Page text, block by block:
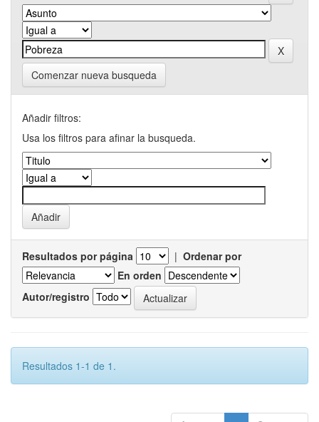
Comenzar nueva busqueda
Añadir filtros:
Usa los filtros para afinar la busqueda.
Resultados por página | Ordenar por
En orden
Autor/registro
Resultados 1-1 de 1.